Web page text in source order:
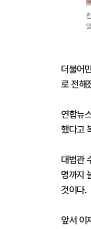
더불어
로 전해
연합뉴
했다고
대법관
명까지
것이다.
앞서 이